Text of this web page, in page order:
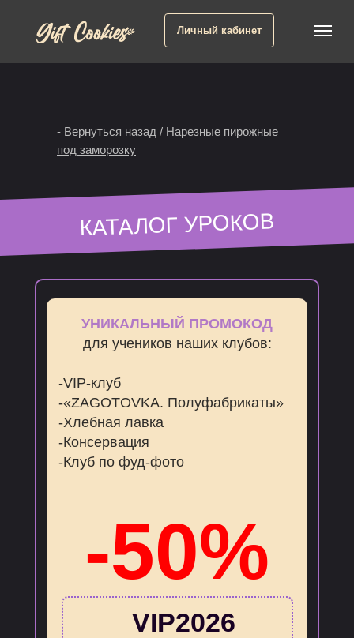
Личный кабинет
- Вернуться назад / Нарезные пирожные
под заморозку
КАТАЛОГ УРОКОВ
УНИКАЛЬНЫЙ ПРОМОКОД
для учеников наших клубов:
-VIP-клуб
-«ZAGOTOVKA. Полуфабрикаты»
-Хлебная лавка
-Консервация
-Клуб по фуд-фото
-50%
VIP2026